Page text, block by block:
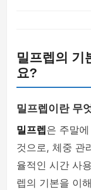
밀프렙의 기
요?
밀프렙이란 무
밀프렙 은 주말
것으로, 체중 관
율적인 시간 사
렙의 기본을 이